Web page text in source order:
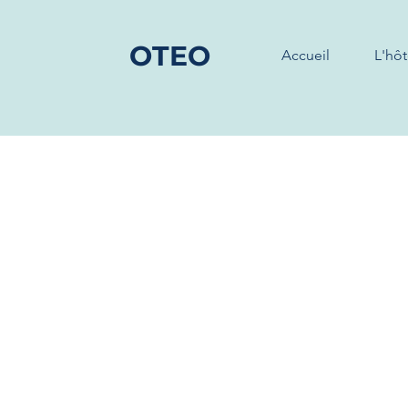
OTEO Accueil